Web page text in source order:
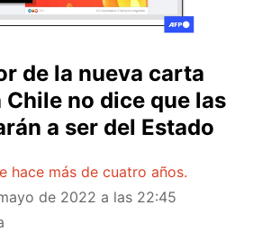
de la nueva carta
Chile no dice que las
a ser del Estado
hace más de cuatro años.
de 2022 a las 22:45